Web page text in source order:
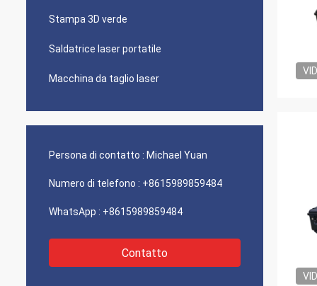
Stampa 3D verde
Saldatrice laser portatile
Macchina da taglio laser
Persona di contatto : Michael Yuan
Numero di telefono : +8615989859484
WhatsApp : +8615989859484
Contatto